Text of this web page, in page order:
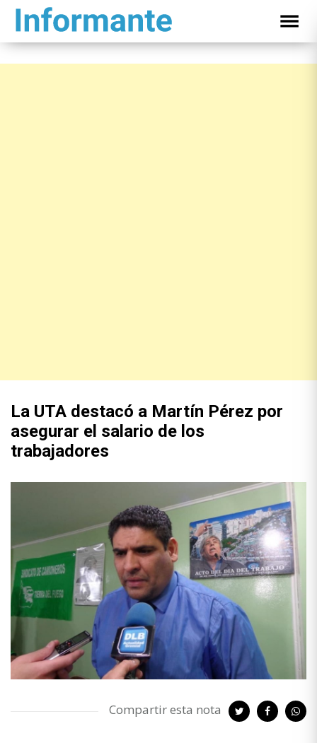
La UTA destacó a Martín Pérez por
asegurar el salario de los
trabajadores
Compartir esta nota